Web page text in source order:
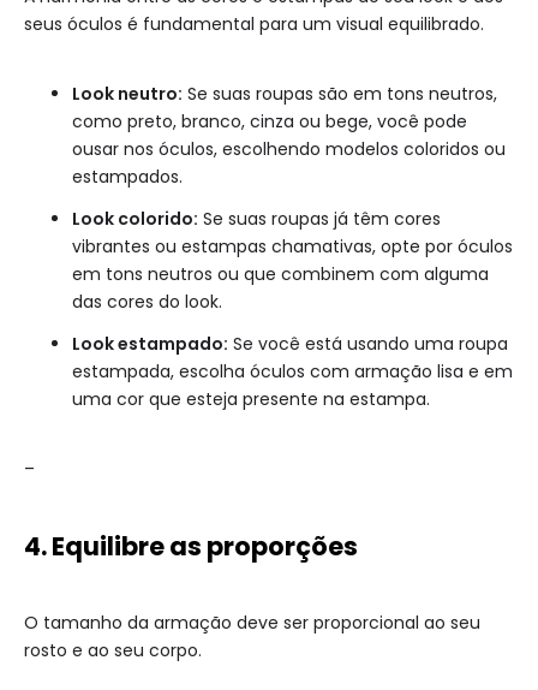
seus óculos é fundamental para um visual equilibrado.
Look neutro: Se suas roupas são em tons neutros,
como preto, branco, cinza ou bege, você pode
ousar nos óculos, escolhendo modelos coloridos ou
estampados.
Look colorido: Se suas roupas já têm cores
vibrantes ou estampas chamativas, opte por óculos
em tons neutros ou que combinem com alguma
das cores do look.
Look estampado: Se você está usando uma roupa
estampada, escolha óculos com armação lisa e em
uma cor que esteja presente na estampa.
–
4. Equilibre as proporções
O tamanho da armação deve ser proporcional ao seu
rosto e ao seu corpo.